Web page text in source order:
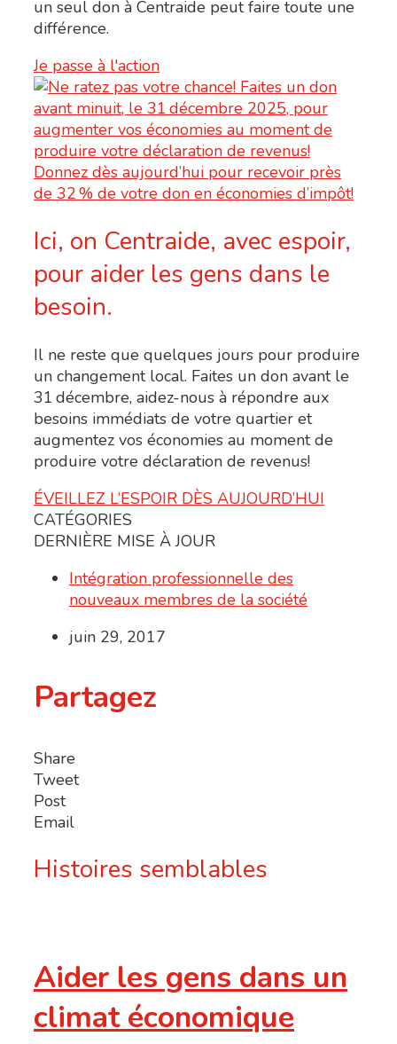
un seul don à Centraide peut faire toute une
différence.
Je passe à l'action
Ici, on Centraide, avec espoir,
pour aider les gens dans le
besoin.
Il ne reste que quelques jours pour produire
un changement local. Faites un don avant le
31 décembre, aidez-nous à répondre aux
besoins immédiats de votre quartier et
augmentez vos économies au moment de
produire votre déclaration de revenus!
ÉVEILLEZ L’ESPOIR DÈS AUJOURD’HUI
CATÉGORIES
DERNIÈRE MISE À JOUR
Intégration professionnelle des
nouveaux membres de la société
juin 29, 2017
Partagez
Share
Tweet
Post
Email
Histoires semblables
Aider les gens dans un
climat économique